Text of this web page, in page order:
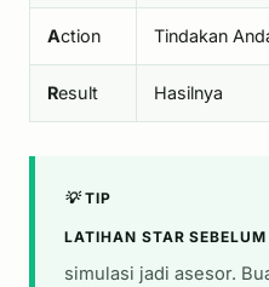
Action Tindakan
Result Hasilnya
💡 TIP
LATIHAN STAR
simulasi jadi asesor.